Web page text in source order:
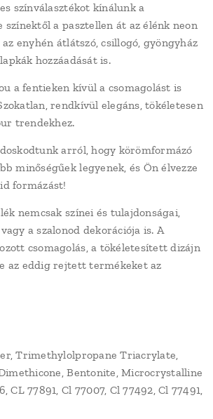
színválasztékot kínálunk a
színektől a pasztellen át az élénk neon
enyhén átlátszó, csillogó, gyöngyház
hozzáadását is.
a fentieken kívül a csomagolást is
rendkívül elegáns, tökéletesen
trendekhez.
arról, hogy körömformázó
minőségűek legyenek, és Ön élvezze
formázást!
nemcsak színei és tulajdonságai,
a szalonod dekorációja is. A
csomagolás, a tökéletesített dizájn
az eddig rejtett termékeket az
Trimethylolpropane Triacrylate,
Bentonite, Microcrystalline
CL 77891, Cl 77007, Cl 77492, Cl 77491,